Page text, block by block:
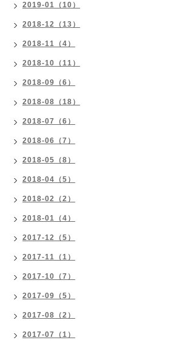
2019-01（10）
2018-12（13）
2018-11（4）
2018-10（11）
2018-09（6）
2018-08（18）
2018-07（6）
2018-06（7）
2018-05（8）
2018-04（5）
2018-02（2）
2018-01（4）
2017-12（5）
2017-11（1）
2017-10（7）
2017-09（5）
2017-08（2）
2017-07（1）